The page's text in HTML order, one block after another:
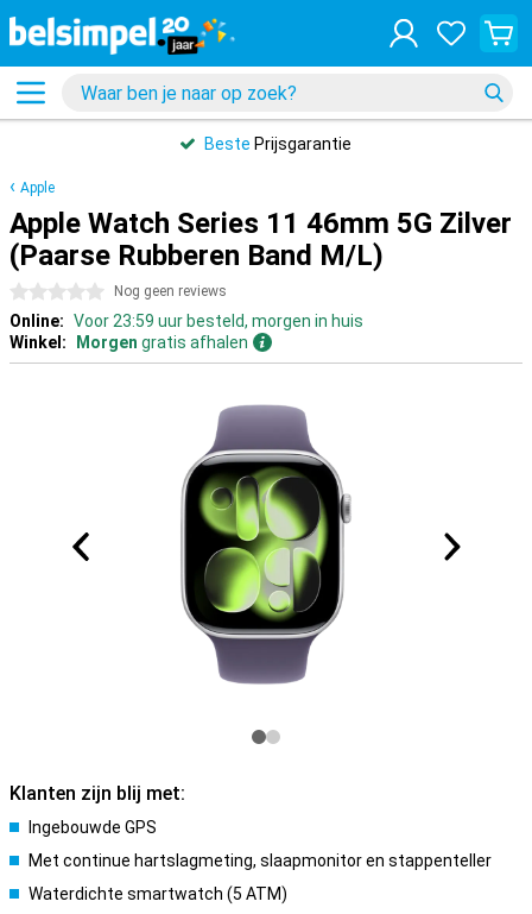
Beste Prijsgarantie
Apple
Apple Watch Series 11 46mm 5G Zilver
(Paarse Rubberen Band M/L)
0 sterren Nog geen reviews
Online: Voor 23:59 uur besteld, morgen in huis
Winkel:
Morgen gratis afhalen
Klanten zijn blij met:
Ingebouwde GPS
Met continue hartslagmeting, slaapmonitor en stappenteller
Waterdichte smartwatch (5 ATM)